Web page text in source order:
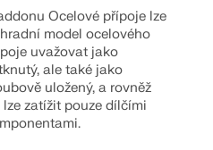
Ocelové přípoje lze
model ocelového
uvažovat jako
ale také jako
uložený, a rovněž
lze zatížit pouze dílčími